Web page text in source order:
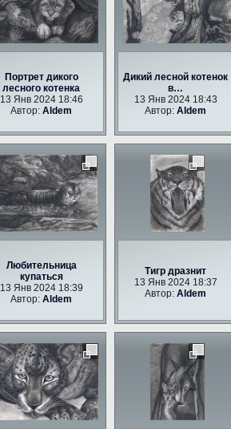
Портрет дикого
лесного котенка
13 Янв 2024 18:46
Автор:Aldem
Дикий лесной котенок
в…
13 Янв 2024 18:43
Автор:Aldem
Любительница
купаться
13 Янв 2024 18:39
Автор:Aldem
Тигр дразнит
13 Янв 2024 18:37
Автор:Aldem